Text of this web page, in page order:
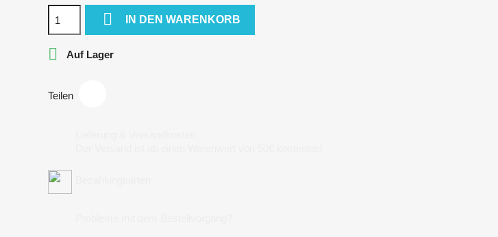
 IN DEN WARENKORB
 Auf Lager
Teilen